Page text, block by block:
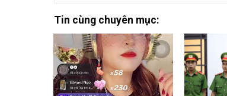
Tin cùng chuyên mục: